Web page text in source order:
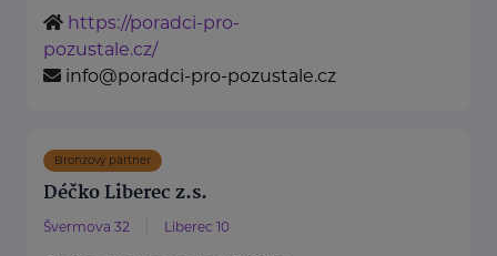
https://poradci-pro-
pozustale.cz/
info@poradci-pro-pozustale.cz
Bronzový partner
Déčko Liberec z.s.
Švermova 32 Liberec 10